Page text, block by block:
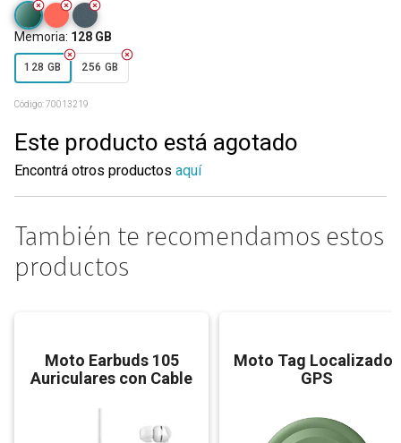
Memoria: 128 GB
128 GB 256 GB
Código:70013219
Este producto está agotado
Encontrá otros productos aquí
También te recomendamos estos
productos
Moto Earbuds 105
Auriculares con Cable
Moto Tag Localizador
GPS